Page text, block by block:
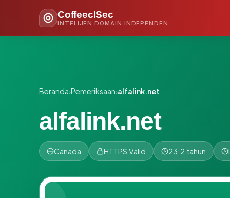
CoffeeclSec
INTELIJEN DOMAIN INDEPENDEN
Beranda›Pemeriksaan›alfalink.net
alfalink.net
Canada HTTPS Valid 23.2 tahun